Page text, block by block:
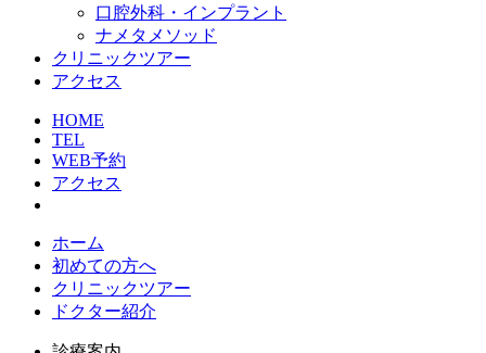
口腔外科・インプラント​
ナメタメソッド
クリニックツアー
アクセス
HOME
TEL
WEB予約
アクセス
ホーム
初めての方へ
クリニックツアー
ドクター紹介